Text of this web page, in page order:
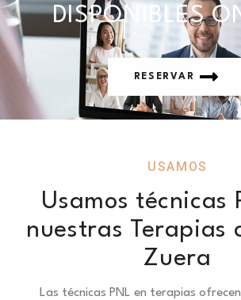
DISPONIBLES
RESERVAR
USAMOS
Usamos técnicas
nuestras Terapias
Zuera
Las técnicas PNL en terapias